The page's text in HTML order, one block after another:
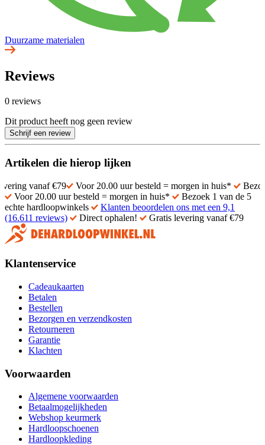
Duurzame materialen
Reviews
0 reviews
Dit product heeft nog geen review
Schrijf een review
Artikelen die hierop lijken
€79 Voor 20.00 uur besteld = morgen in huis*
Bezoek 1 van
Voor 20.00 uur besteld = morgen in huis*
Bezoek 1 van de 5
echte hardloopwinkels
Klanten beoordelen ons met een 9,1
(16.611 reviews)
Direct ophalen! Gratis levering vanaf €79
Klantenservice
Cadeaukaarten
Betalen
Bestellen
Bezorgen en verzendkosten
Retourneren
Garantie
Klachten
Voorwaarden
Algemene voorwaarden
Betaalmogelijkheden
Webshop keurmerk
Hardloopschoenen
Hardloopkleding